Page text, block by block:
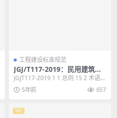
工程建设标准规范
JGJ/T117-2019：民用建筑修
缮工程查勘与设计标准
JGJT117-2019 1 1 总则 15 2 术语和
符号 16 2.1 术语...
5年前 657
VIP